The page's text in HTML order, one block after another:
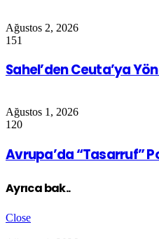
Ağustos 2, 2026
151
Sahel’den Ceuta’ya
Ağustos 1, 2026
120
Avrupa’da “Tasarruf”
Ayrıca bak..
Close